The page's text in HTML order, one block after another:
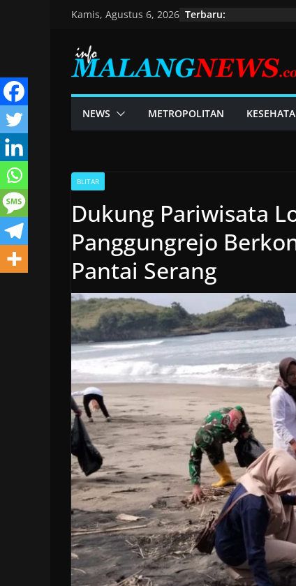
content
Kamis, Agustus 6, 2026 Terbaru:
NEWS METROPOLITAN
BLITAR
Dukung Pariwisata
Panggungrejo
Pantai Serang